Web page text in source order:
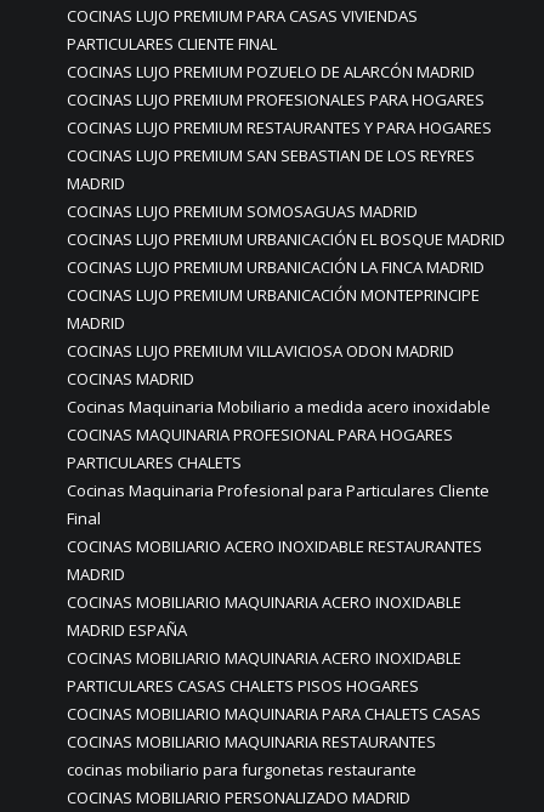
COCINAS LUJO PREMIUM PARA CASAS VIVIENDAS
PARTICULARES CLIENTE FINAL
COCINAS LUJO PREMIUM POZUELO DE ALARCÓN MADRID
COCINAS LUJO PREMIUM PROFESIONALES PARA HOGARES
COCINAS LUJO PREMIUM RESTAURANTES Y PARA HOGARES
COCINAS LUJO PREMIUM SAN SEBASTIAN DE LOS REYRES
MADRID
COCINAS LUJO PREMIUM SOMOSAGUAS MADRID
COCINAS LUJO PREMIUM URBANICACIÓN EL BOSQUE MADRID
COCINAS LUJO PREMIUM URBANICACIÓN LA FINCA MADRID
COCINAS LUJO PREMIUM URBANICACIÓN MONTEPRINCIPE
MADRID
COCINAS LUJO PREMIUM VILLAVICIOSA ODON MADRID
COCINAS MADRID
Cocinas Maquinaria Mobiliario a medida acero inoxidable
COCINAS MAQUINARIA PROFESIONAL PARA HOGARES
PARTICULARES CHALETS
Cocinas Maquinaria Profesional para Particulares Cliente
Final
COCINAS MOBILIARIO ACERO INOXIDABLE RESTAURANTES
MADRID
COCINAS MOBILIARIO MAQUINARIA ACERO INOXIDABLE
MADRID ESPAÑA
COCINAS MOBILIARIO MAQUINARIA ACERO INOXIDABLE
PARTICULARES CASAS CHALETS PISOS HOGARES
COCINAS MOBILIARIO MAQUINARIA PARA CHALETS CASAS
COCINAS MOBILIARIO MAQUINARIA RESTAURANTES
cocinas mobiliario para furgonetas restaurante
COCINAS MOBILIARIO PERSONALIZADO MADRID